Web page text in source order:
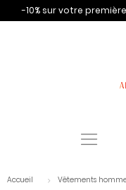
-10% sur votre
Accueil Vêtements